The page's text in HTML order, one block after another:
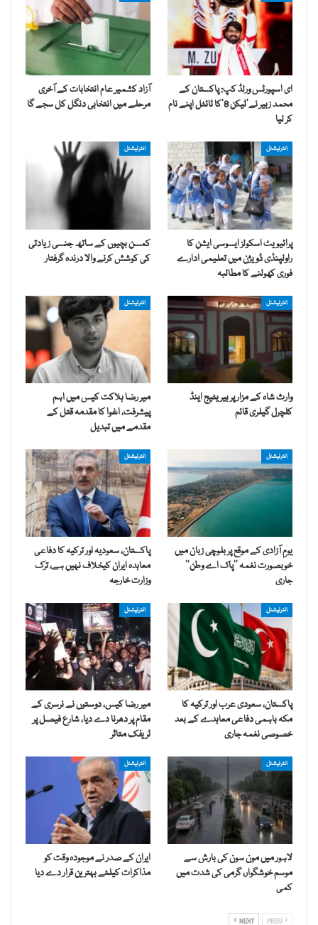
ای اسپورٹس ورلڈ کپ: پاکستان کے
محمد زبیر نے’ٹیکن 8‘کا ٹائٹل اپنے نام
کر لیا
آزاد کشمیر عام انتخابات کے آخری
مرحلے میں انتخابی دنگل کل سجے گا
انٹرنیشنل
پرائیویٹ اسکولز ایسوسی ایشن کا
راولپنڈی ڈویژن میں تعلیمی ادارے
فوری کھولنے کا مطالبہ
انٹرنیشنل
کمسن بچیوں کے ساتھ جنسی زیادتی
کی کوشش کرنے والا درندہ گرفتار
انٹرنیشنل
وارث شاہ کے مزار پر ہیریٹیج اینڈ
کلچرل گیلری قائم
انٹرنیشنل
میر رضا ہلاکت کیس میں اہم
پیشرفت، اغوا کا مقدمہ قتل کے
مقدمے میں تبدیل
انٹرنیشنل
یومِ آزادی کے موقع پر بلوچی زبان میں
خوبصورت نغمہ ’’پاک اے وطن‘‘
جاری
انٹرنیشنل
پاکستان، سعودیہ اور ترکیہ کا دفاعی
معاہدہ ایران کیخلاف نہیں ہے، ترک
وزارت خارجہ
انٹرنیشنل
پاکستان، سعودی عرب اور ترکیہ کا
مکہ باہمی دفاعی معاہدے کے بعد
خصوصی نغمہ جاری
انٹرنیشنل
میر رضا کیس، دوستوں نے نرسری کے
مقام پر دھرنا دے دیا، شارع فیصل پر
ٹریفک متاثر
انٹرنیشنل
لاہور میں مون سون کی بارش سے
موسم خوشگوار، گرمی کی شدت میں
کمی
انٹرنیشنل
ایران کے صدر نے موجودہ وقت کو
مذاکرات کیلئے بہترین قرار دے دیا
NEXT